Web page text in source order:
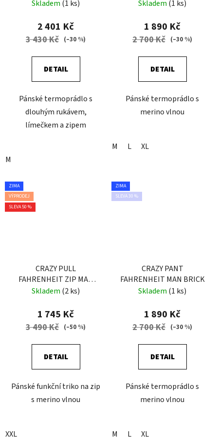
GALAXY
Skladem (1 ks)
2 401 Kč
3 430 Kč (–30 %)
DETAIL
Pánské termoprádlo s
dlouhým rukávem,
límečkem a zipem
M
Skladem (1 ks)
1 890 Kč
2 700 Kč (–30 %)
DETAIL
Pánské termoprádlo s
merino vlnou
M L XL
ZIMA
VÝPRODEJ
SLEVA 50 %
CRAZY PULL
FAHRENHEIT ZIP MAN
LIKEN
Skladem (2 ks)
1 745 Kč
3 490 Kč (–50 %)
DETAIL
Pánské funkční triko na zip
s merino vlnou
XXL
ZIMA
SLEVA 30 %
CRAZY PANT
FAHRENHEIT MAN BRICK
Skladem (1 ks)
1 890 Kč
2 700 Kč (–30 %)
DETAIL
Pánské termoprádlo s
merino vlnou
M L XL